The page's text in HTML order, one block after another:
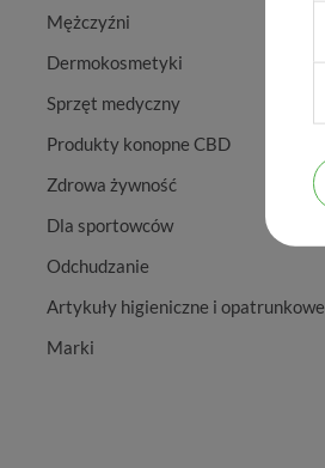
Mężczyźni
Dermokosmetyki
Sprzęt medyczny
Produkty konopne CBD
Zdrowa żywność
Dla sportowców
Odchudzanie
Artykuły higieniczne i opatrunkowe
Marki